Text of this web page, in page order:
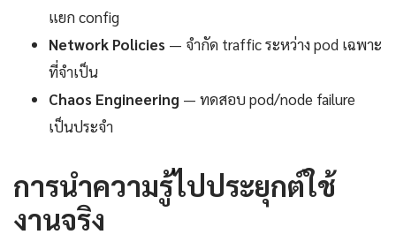
แยก config
Network Policies — จำกัด traffic ระหว่าง pod เฉพาะ
ที่จำเป็น
Chaos Engineering — ทดสอบ pod/node failure
เป็นประจำ
การนำความรู้ไปประยุกต์ใช้
งานจริง